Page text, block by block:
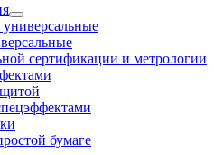
сертификации и метрологии
бумаге